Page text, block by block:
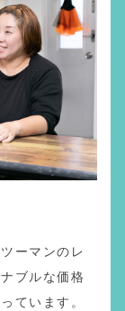
ーマンのレ
ブルな価格
ています。